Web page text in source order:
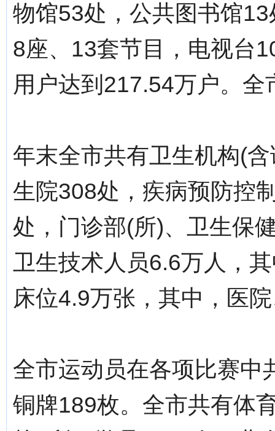
物馆53处，公共图书馆
8座、13套节目，电视台
用户达到217.54万户。
年末全市共有卫生机构(
生院308处，疾病预防控
处，门诊部(所)、卫生保
卫生技术人员6.6万人，
床位4.9万张，其中，医
全市运动员在各项比赛中
铜牌189枚。全市共有体